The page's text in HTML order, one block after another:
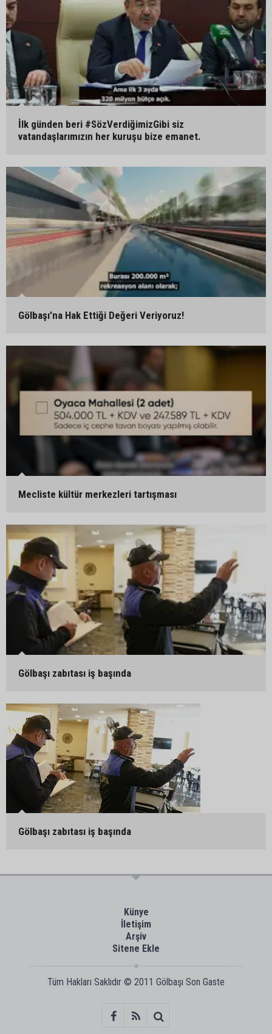
İlk günden beri #SözVerdiğimizGibi siz
vatandaşlarımızın her kuruşu bize emanet.
Gölbaşı’na Hak Ettiği Değeri Veriyoruz!
Mecliste kültür merkezleri tartışması
Gölbaşı zabıtası iş başında
Gölbaşı zabıtası iş başında
Künye
İletişim
Arşiv
Sitene Ekle
Tüm Hakları Saklıdır © 2011 Gölbaşı Son Gaste